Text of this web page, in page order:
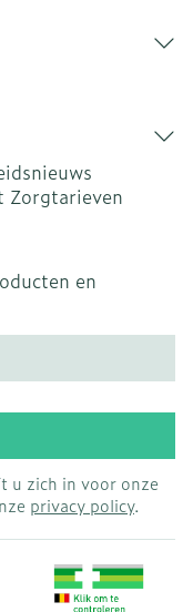
Zorgtarieven
en
u zich in voor onze
privacy policy.